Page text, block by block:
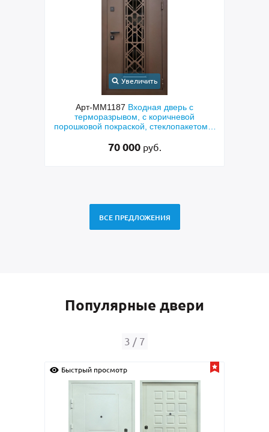
Увеличить
Арт-ММ1384Входная дверь с
металлофиленкой, бугельной ручкой и
порошковым напылением RAL 7021
45 000
ВСЕ ПРЕДЛОЖЕНИЯ
Популярные двери
4 / 7
Быстрый просмотр